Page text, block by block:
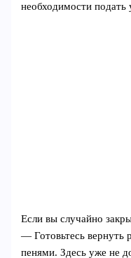
необходимости
Если вы случайно
— Готовьтесь вернуть
пенями. Здесь уже не